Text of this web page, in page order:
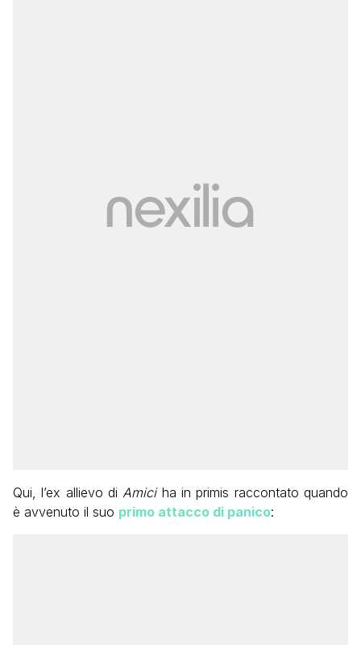
Qui, l’ex allievo di Amiciha in primis raccontato quando
è avvenuto il suo primo attacco di panico: